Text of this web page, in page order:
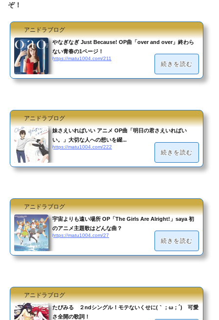
ぞ！
アニドラブログ
やなぎなぎ Just Because! OP曲「over and over」終わら
ない青春の1ページ！
https://matu1004.com/211
続きを読む
アニドラブログ
妹さえいればいい アニメ OP曲「明日の君さえいればい
い。」大切な人への想いを綴...
https://matu1004.com/222
続きを読む
アニドラブログ
宇宙よりも遠い場所 OP「The Girls Are Alright!」saya 初
のアニメ主題歌はどんな曲？
https://matu1004.com/27
続きを読む
アニドラブログ
たぴみる ２ndシングル！モテないくせに(｀；ω；´) 可愛
さ全開の歌詞！